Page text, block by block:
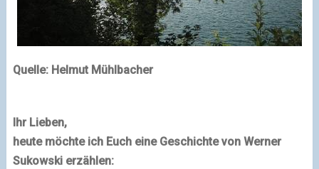
Quelle: Helmut Mühlbacher
Ihr Lieben,
heute möchte ich Euch eine Geschichte von Werner
Sukowskierzählen: